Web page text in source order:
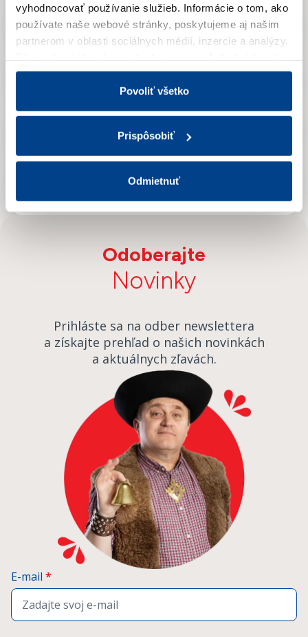
vyhodnocovať používanie služieb. Informácie o tom, ako
používate naše webové stránky, poskytujeme aj našim
partnerom v oblasti sociálnych médií, inzercie a analýzy.
ktoré vám poskytli alebo ktoré vás získali, keď ste
Viac informácií nájdete v Zásadách
spracúvania súborov cookies.
Povoliť všetko
Prispôsobiť
Odmietnuť
2020
Odoberajte
Novinky
Prihláste sa na odber newslettera
a získajte prehľad o našich novinkách
a aktuálnych zľavách.
E-mail *